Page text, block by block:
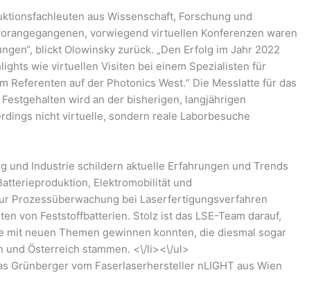
aus Wissenschaft, Forschung und
vorwiegend virtuellen Konferenzen waren
blickt Olowinsky zurück. „Den Erfolg im Jahr 2022
wie virtuellen Visiten bei einem Spezialisten für
Referenten auf der Photonics West.“ Die Messlatte für das
wird an der bisherigen, langjährigen
nicht virtuelle, sondern reale Laborbesuche
und Industrie schildern aktuelle Erfahrungen und Trends
Elektromobilität und
Prozessüberwachung bei Laserfertigungsverfahren
von Feststoffbatterien. Stolz ist das LSE-Team darauf,
mit neuen Themen gewinnen konnten, die diesmal sogar
und Österreich stammen. <\/li><\/ul>
Grünberger vom Faserlaserhersteller nLIGHT aus Wien